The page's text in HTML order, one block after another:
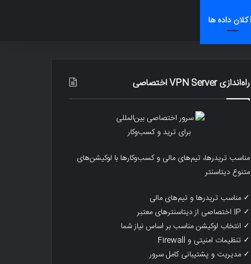
کلان داده ها
راه‌اندازی VPN Server اختصاصی
مناسب تریدرها، تیم‌های مالی و کسب‌وکارها با لوکیشن‌های
متنوع دیتاسنتر
✓ مناسب تریدرها و تیم‌های مالی
✓ IP اختصاصی از دیتاسنترهای معتبر
✓ انتخاب لوکیشن مناسب بر اساس نیاز شما
✓ تنظیمات امنیتی و Firewall
✓ مدیریت و پشتیبانی کامل سرور